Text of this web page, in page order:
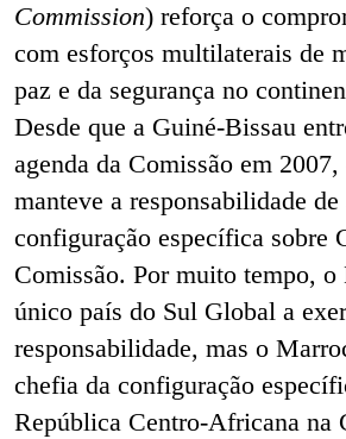
Commission) reforça o
com esforços multilaterais de
paz e da segurança no
Desde que a Guiné-Bissau
agenda da Comissão em
manteve a responsabilidade
configuração específica sobre
Comissão. Por muito tempo,
único país do Sul Global a
responsabilidade, mas o
chefia da configuração
República Centro-Africana na